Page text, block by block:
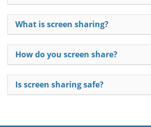
What is screen sharing?
How do you screen share?
Is screen sharing safe?